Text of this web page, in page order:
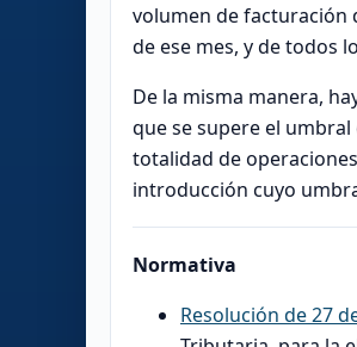
volumen de facturación
de ese mes, y de todos
De la misma manera,
que se supere el
totalidad de
introducción cuyo
Normativa
Resolución de 27